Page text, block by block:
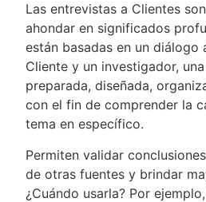
Las entrevistas a Clientes
ahondar en significados
están basadas en un diálogo
Cliente y un investigador,
preparada, diseñada,
con el fin de comprender la
tema en específico.
Permiten validar
de otras fuentes y brindar
¿Cuándo usarla? Por